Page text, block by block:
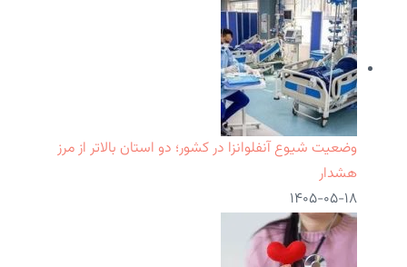
وضعیت شیوع آنفلوانزا در کشور؛ دو استان بالاتر از مرز
هشدار
۱۴۰۵-۰۵-۱۸